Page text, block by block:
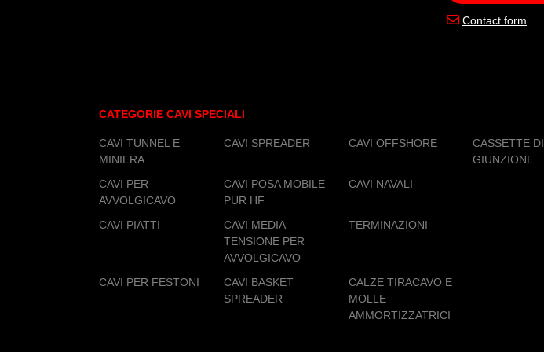
Contact form
CATEGORIE CAVI SPECIALI
CAVI TUNNEL E
MINIERA
CAVI PER
AVVOLGICAVO
CAVI PIATTI
CAVI PER FESTONI
CAVI SPREADER
CAVI POSA MOBILE
PUR HF
CAVI MEDIA
TENSIONE PER
AVVOLGICAVO
CAVI BASKET
SPREADER
CAVI OFFSHORE
CAVI NAVALI
TERMINAZIONI
CALZE TIRACAVO E
MOLLE
AMMORTIZZATRICI
CASSETTE DI
GIUNZIONE